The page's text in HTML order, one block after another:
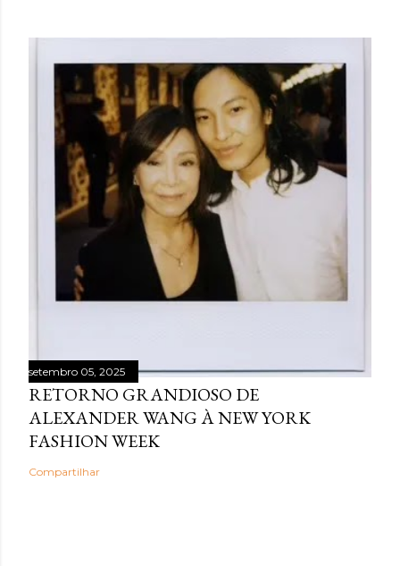
setembro 05, 2025
RETORNO GRANDIOSO DE
ALEXANDER WANG À NEW YORK
FASHION WEEK
Compartilhar